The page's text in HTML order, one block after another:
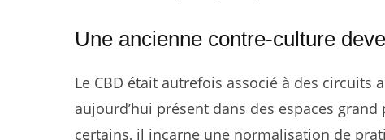
Une ancienne contre-culture
Le CBD était autrefois associé à des
aujourd’hui présent dans des espaces
certains, il incarne une normalisation de